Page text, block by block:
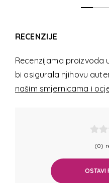
RECENZIJE
Recenzijama proizvoda
bi osigurala njihovu
našim smjernicama i
(0)
OSTAVI